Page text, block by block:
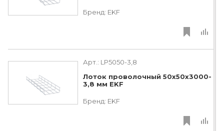
Бренд: EKF
Арт.: LP5050-3,8
Лоток проволочный 50х50х3000-
3,8 мм EKF
Бренд: EKF